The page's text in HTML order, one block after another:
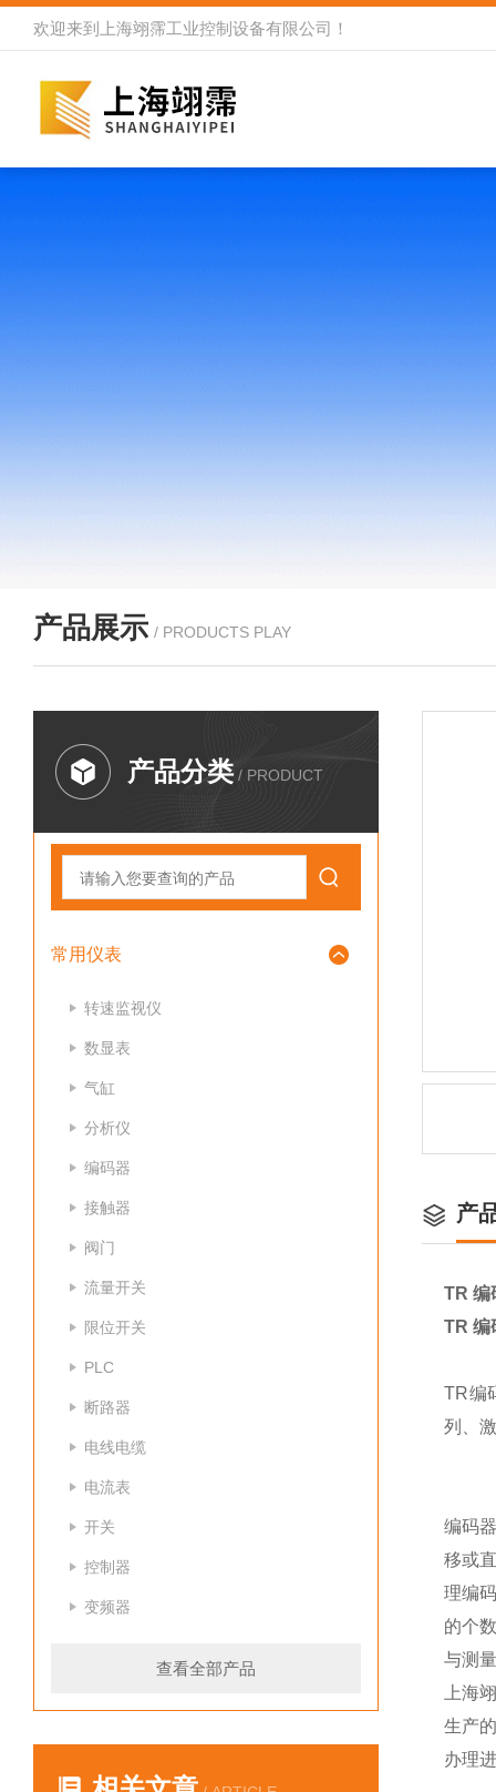
欢迎来到 上海翊霈工业控制设备有限公司 ！
产品展示 / PRODUCTS PLAY
产品分类 / PRODUCT
常用仪表
转速监视仪
数显表
气缸
分析仪
编码器
接触器
阀门
流量开关
限位开关
PLC
断路器
电线电缆
电流表
开关
控制器
变频器
查看全部产品
产
TR 编
TR 编
TR编
列、
编码
移或
理编
的个
与测
上海
生产
办理